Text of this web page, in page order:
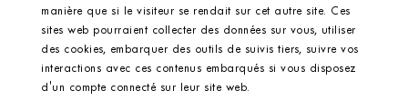
manière que si le visiteur se rendait sur cet autre site. Ces
sites web pourraient collecter des données sur vous, utiliser
des cookies, embarquer des outils de suivis tiers, suivre vos
interactions avec ces contenus embarqués si vous disposez
d'un compte connecté sur leur site web.